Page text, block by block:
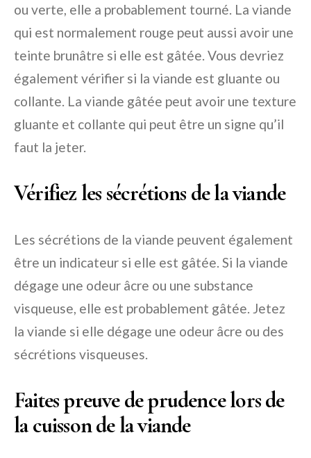
ou verte, elle a probablement tourné. La viande
qui est normalement rouge peut aussi avoir une
teinte brunâtre si elle est gâtée. Vous devriez
également vérifier si la viande est gluante ou
collante. La viande gâtée peut avoir une texture
gluante et collante qui peut être un signe qu’il
faut la jeter.
Vérifiez les sécrétions de la viande
Les sécrétions de la viande peuvent également
être un indicateur si elle est gâtée. Si la viande
dégage une odeur âcre ou une substance
visqueuse, elle est probablement gâtée. Jetez
la viande si elle dégage une odeur âcre ou des
sécrétions visqueuses.
Faites preuve de prudence lors de
la cuisson de la viande